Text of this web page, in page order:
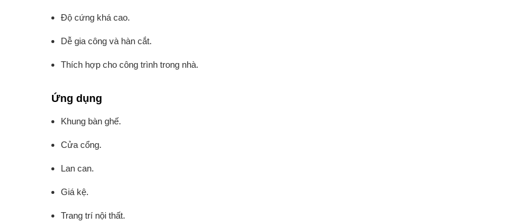
Độ cứng khá cao.
Dễ gia công và hàn cắt.
Thích hợp cho công trình trong nhà.
Ứng dụng
Khung bàn ghế.
Cửa cổng.
Lan can.
Giá kệ.
Trang trí nội thất.